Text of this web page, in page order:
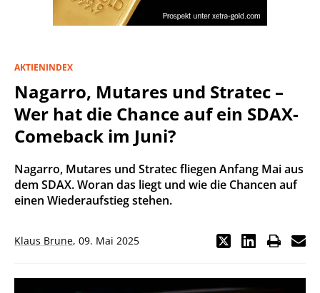
AKTIENINDEX
Nagarro, Mutares und Stratec –
Wer hat die Chance auf ein SDAX-
Comeback im Juni?
Nagarro, Mutares und Stratec fliegen Anfang Mai aus
dem SDAX. Woran das liegt und wie die Chancen auf
einen Wiederaufstieg stehen.
Klaus Brune, 09. Mai 2025